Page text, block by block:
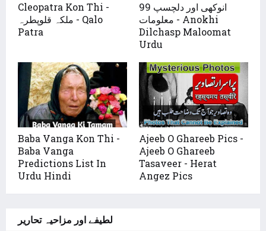
Cleopatra Kon Thi -
ملکہ قلوپطرہ - Qalo
Patra
99 انوکھی اور دلچسپ
معلومات - Anokhi
Dilchasp Maloomat
Urdu
Baba Vanga Kon Thi -
Baba Vanga
Predictions List In
Urdu Hindi
Ajeeb O Ghareeb Pics -
Ajeeb O Ghareeb
Tasaveer - Herat
Angez Pics
لطیفے اور مزاحیہ تحاریر